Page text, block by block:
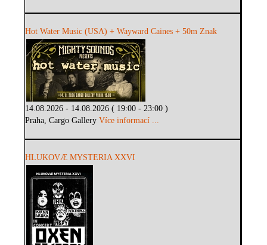
Hot Water Music (USA) + Wayward Caines + 50m Znak
14.08.2026 - 14.08.2026 ( 19:00 - 23:00 )
Praha, Cargo GalleryVíce informací ...
HLUKOVÆ MYSTERIA XXVI